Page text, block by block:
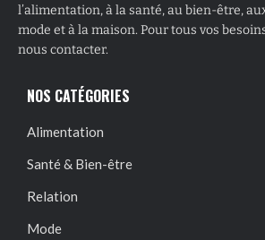
l’alimentation, à la santé, au bien-être,
mode et à la maison. Pour tous vos
nous contacter.
NOS CATÉGORIES
Alimentation
Santé & Bien-être
Relation
Mode